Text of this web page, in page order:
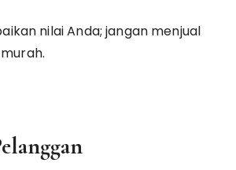
nilai Anda; jangan menjual